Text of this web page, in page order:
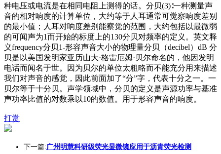
种电压或电流是在相同电阻上测得的话。分贝(3)∶一种测量声
音的相对响度的计算单位，大约等于人耳通常可觉察响度差别
的最小值；人耳对响度差别能察觉的范围，大约包括以最微弱
的可闻声为1而开始的标度上的130分贝对频率的定义。英文释
义frequency分贝1-形容声音大小的物理量分贝（decibel）dB 分
贝是以美国发明家亚历山大·格雷厄姆·贝尔命名的，他因发明
电话而闻名于世。因为贝尔的单位太粗略而不能充分用来描述
我们对声音的感觉，因此前面加了“分”字，代表十分之一。一
贝尔等于十分贝。声学领域中，分贝的定义是声源功率与基准
声功率比值的对数乘以10的数值。用于形容声音的响度。
打赏
下一篇:广州明慧科研级荧光显微镜应用于沥青荧光检测